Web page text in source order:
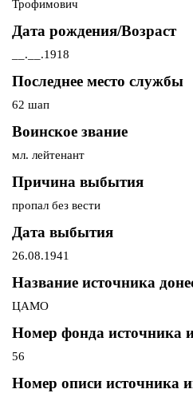
Трофимович
Дата рождения/Возраст
__.__.1918
Последнее место службы
62 шап
Воинское звание
мл. лейтенант
Причина выбытия
пропал без вести
Дата выбытия
26.08.1941
Название источника
ЦАМО
Номер фонда источника
56
Номер описи источника